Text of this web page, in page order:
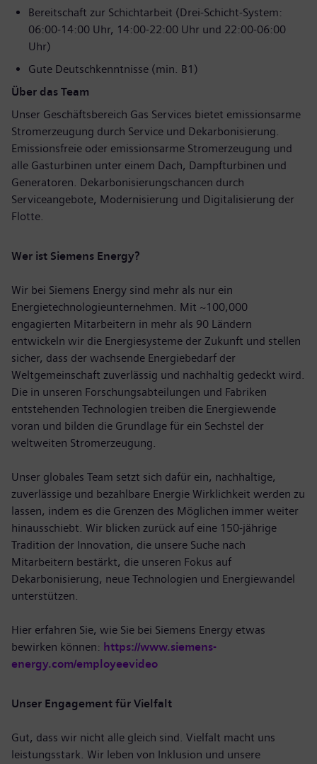
Bereitschaft zur Schichtarbeit (Drei-Schicht-System:
06:00-14:00 Uhr, 14:00-22:00 Uhr und 22:00-06:00
Uhr)
Gute Deutschkenntnisse (min. B1)
Über das Team
Unser Geschäftsbereich Gas Services bietet emissionsarme
Stromerzeugung durch Service und Dekarbonisierung.
Emissionsfreie oder emissionsarme Stromerzeugung und
alle Gasturbinen unter einem Dach, Dampfturbinen und
Generatoren. Dekarbonisierungschancen durch
Serviceangebote, Modernisierung und Digitalisierung der
Flotte.
Wer ist Siemens Energy?
Wir bei Siemens Energy sind mehr als nur ein
Energietechnologieunternehmen. Mit ~100,000
engagierten Mitarbeitern in mehr als 90 Ländern
entwickeln wir die Energiesysteme der Zukunft und stellen
sicher, dass der wachsende Energiebedarf der
Weltgemeinschaft zuverlässig und nachhaltig gedeckt wird.
Die in unseren Forschungsabteilungen und Fabriken
entstehenden Technologien treiben die Energiewende
voran und bilden die Grundlage für ein Sechstel der
weltweiten Stromerzeugung.
Unser globales Team setzt sich dafür ein, nachhaltige,
zuverlässige und bezahlbare Energie Wirklichkeit werden zu
lassen, indem es die Grenzen des Möglichen immer weiter
hinausschiebt. Wir blicken zurück auf eine 150-jährige
Tradition der Innovation, die unsere Suche nach
Mitarbeitern bestärkt, die unseren Fokus auf
Dekarbonisierung, neue Technologien und Energiewandel
unterstützen.
Hier erfahren Sie, wie Sie bei Siemens Energy etwas
bewirken können: https://www.siemens-
energy.com/employeevideo
Unser Engagement für Vielfalt
Gut, dass wir nicht alle gleich sind. Vielfalt macht uns
leistungsstark. Wir leben von Inklusion und unsere